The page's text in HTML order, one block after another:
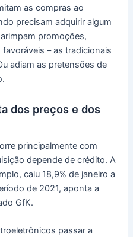
as compras ao
precisam adquirir algum
promoções,
– as tradicionais
adiam as pretensões de
dos preços e dos
principalmente com
depende de crédito. A
caiu 18,9% de janeiro a
de 2021, aponta a
GfK.
passar a